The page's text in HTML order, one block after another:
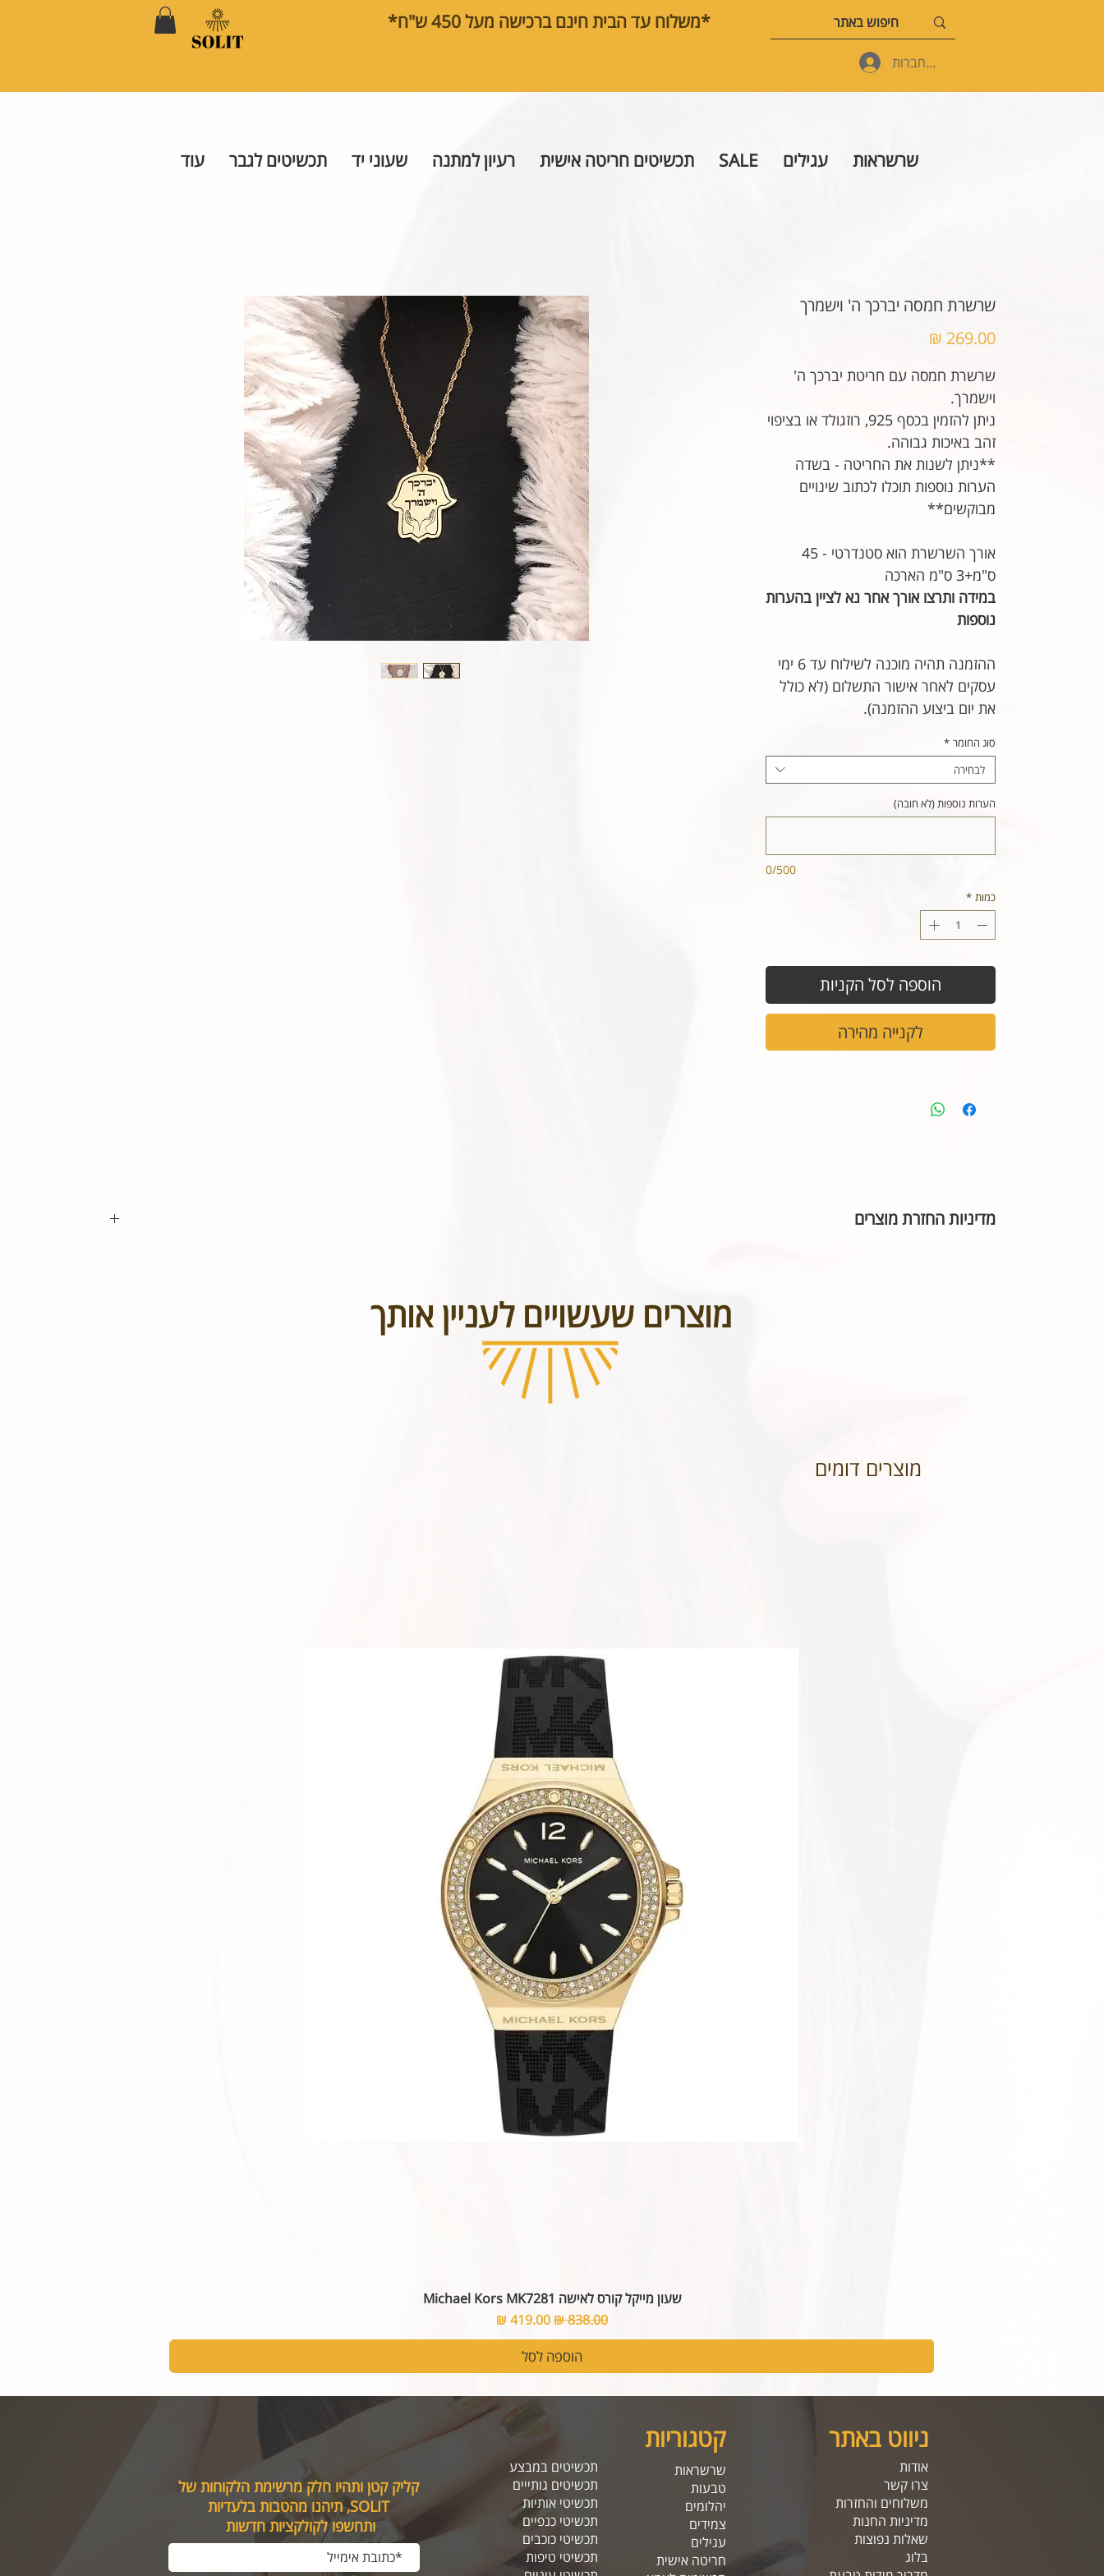
*משלוח עד הבית חינם ברכישה מעל 450 ש"ח*
להתחברות
שרשראות עגילים SALE תכשיטים חריטה אישית רעיון למתנה שעוני יד תכשיטים לגבר עוד
שרשרת חמסה יברכך ה' וישמרך
שרשרת חמסה עם חריטת יברכך ה'
וישמרך.
ניתן להזמין בכסף 925, רוזגולד או בציפוי
זהב באיכות גבוהה.
**ניתן לשנות את החריטה - בשדה
הערות נוספות תוכלו לכתוב שינויים
מבוקשים**
אורך השרשרת הוא סטנדרטי - 45
ס"מ+3 ס"מ הארכה
במידה ותרצו אורך אחר נא לציין בהערות
נוספות
ההזמנה תהיה מוכנה לשילוח עד 6 ימי
עסקים לאחר אישור התשלום (לא כולל
את יום ביצוע ההזמנה).
סוג החומר *
לבחירה
הערות נוספות (לא חובה)
0/500
כמות *
הוספה לסל הקניות
לקנייה מהירה
מדיניות החזרת מוצרים
מוצרים שעשויים לעניין אותך
מוצרים דומים
שעון מייקל קורס לאישה Michael Kors MK7281
מחיר רגיל מחיר מבצע
הוספה לסל
קטגוריות ניווט באתר
קליק קטן ותהיו חלק מרשימת הלקוחות של
SOLIT, תיהנו מהטבות בלעדיות
ותחשפו לקולקציות חדשות
שרשראות
טבעות
יהלומים
צמידים
עגילים
חריטה אישית
תכשיטים במבצע
תכשיטים גותייים
תכשיטי אותיות
תכשיטי כנפיים
תכשיטי כוכבים
תכשיטי טיפות
אודות
צרו קשר
משלוחים והחזרות
מדיניות החנות
שאלות נפוצות
בלוג